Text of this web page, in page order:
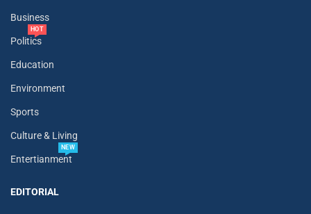
Business
Politics
HOT
Education
Environment
Sports
Culture & Living
Entertianment
NEW
EDITORIAL